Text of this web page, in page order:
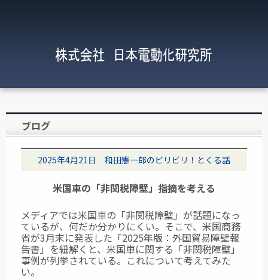
ブログ
2025年4月21日 和田憲一郎のビリビリ！とくる話
米国車の「非関税障壁」指摘を考える
メディアでは米国車の「非関税障壁」が話題になっ
ているが、何だか分かりにくい。そこで、米国商務
省が3月末に発表した「2025年版：外国貿易障壁報
告書」を紐解くと、米国車に関する「非関税障壁」
事例が列挙されている。これについて考えてみた
い。